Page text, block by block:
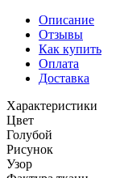
Описание
Отзывы
Как купить
Оплата
Доставка
Характеристики
Цвет
Голубой
Рисунок
Узор